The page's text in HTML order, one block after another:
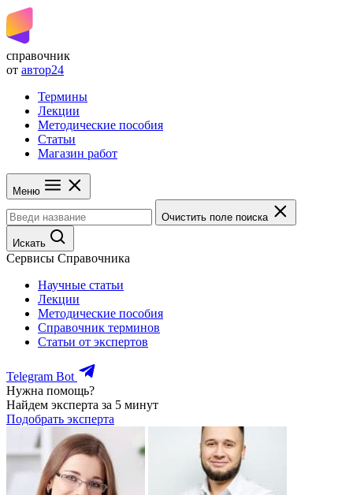
справочник
от автор24
Термины
Лекции
Методические пособия
Статьи
Магазин работ
Меню
Очистить поле поиска
Искать
Сервисы Справочника
Научные статьи
Лекции
Методические пособия
Справочник терминов
Статьи от экспертов
Telegram Bot
Нужна помощь?
Найдем эксперта за 5 минут
Подобрать эксперта